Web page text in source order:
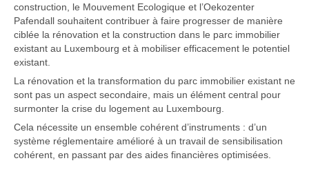
construction, le Mouvement Ecologique et l’Oekozenter
Pafendall souhaitent contribuer à faire progresser de manière
ciblée la rénovation et la construction dans le parc immobilier
existant au Luxembourg et à mobiliser efficacement le potentiel
existant.
La rénovation et la transformation du parc immobilier existant ne
sont pas un aspect secondaire, mais un élément central pour
surmonter la crise du logement au Luxembourg.
Cela nécessite un ensemble cohérent d’instruments : d’un
système réglementaire amélioré à un travail de sensibilisation
cohérent, en passant par des aides financières optimisées.